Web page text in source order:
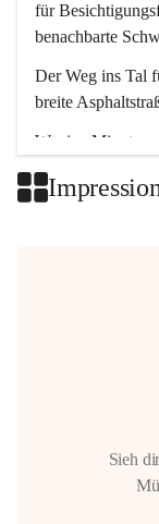
für
benachbarte
Der Weg ins Tal
breite
Wenige Minuten
Sieh